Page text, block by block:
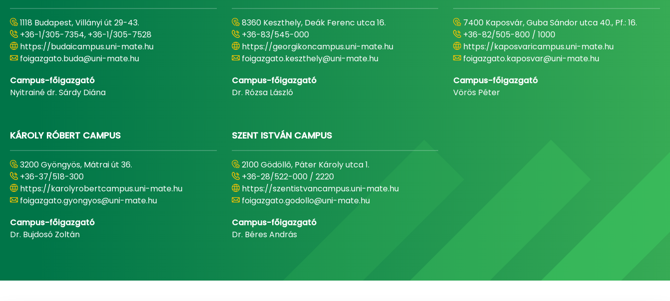
1118 Budapest, Villányi út 29-43.
+36-1/305-7354, +36-1/305-7528
https://budaicampus.uni-mate.hu
foigazgato.buda@uni-mate.hu
Campus-főigazgató
Nyitrainé dr. Sárdy Diána
8360 Keszthely, Deák Ferenc utca 16.
+36-83/545-000
https://georgikoncampus.uni-mate.hu
foigazgato.keszthely@uni-mate.hu
Campus-főigazgató
Dr. Rózsa László
7400 Kaposvár, Guba Sándor utca 40., Pf.: 16.
+36-82/505-800 / 1000
https://kaposvaricampus.uni-mate.hu
foigazgato.kaposvar@uni-mate.hu
Campus-főigazgató
Vörös Péter
KÁROLY RÓBERT CAMPUS
3200 Gyöngyös, Mátrai út 36.
+36-37/518-300
https://karolyrobertcampus.uni-mate.hu
foigazgato.gyongyos@uni-mate.hu
Campus-főigazgató
Dr. Bujdosó Zoltán
SZENT ISTVÁN CAMPUS
2100 Gödöllő, Páter Károly utca 1.
+36-28/522-000 / 2220
https://szentistvancampus.uni-mate.hu
foigazgato.godollo@uni-mate.hu
Campus-főigazgató
Dr. Béres András